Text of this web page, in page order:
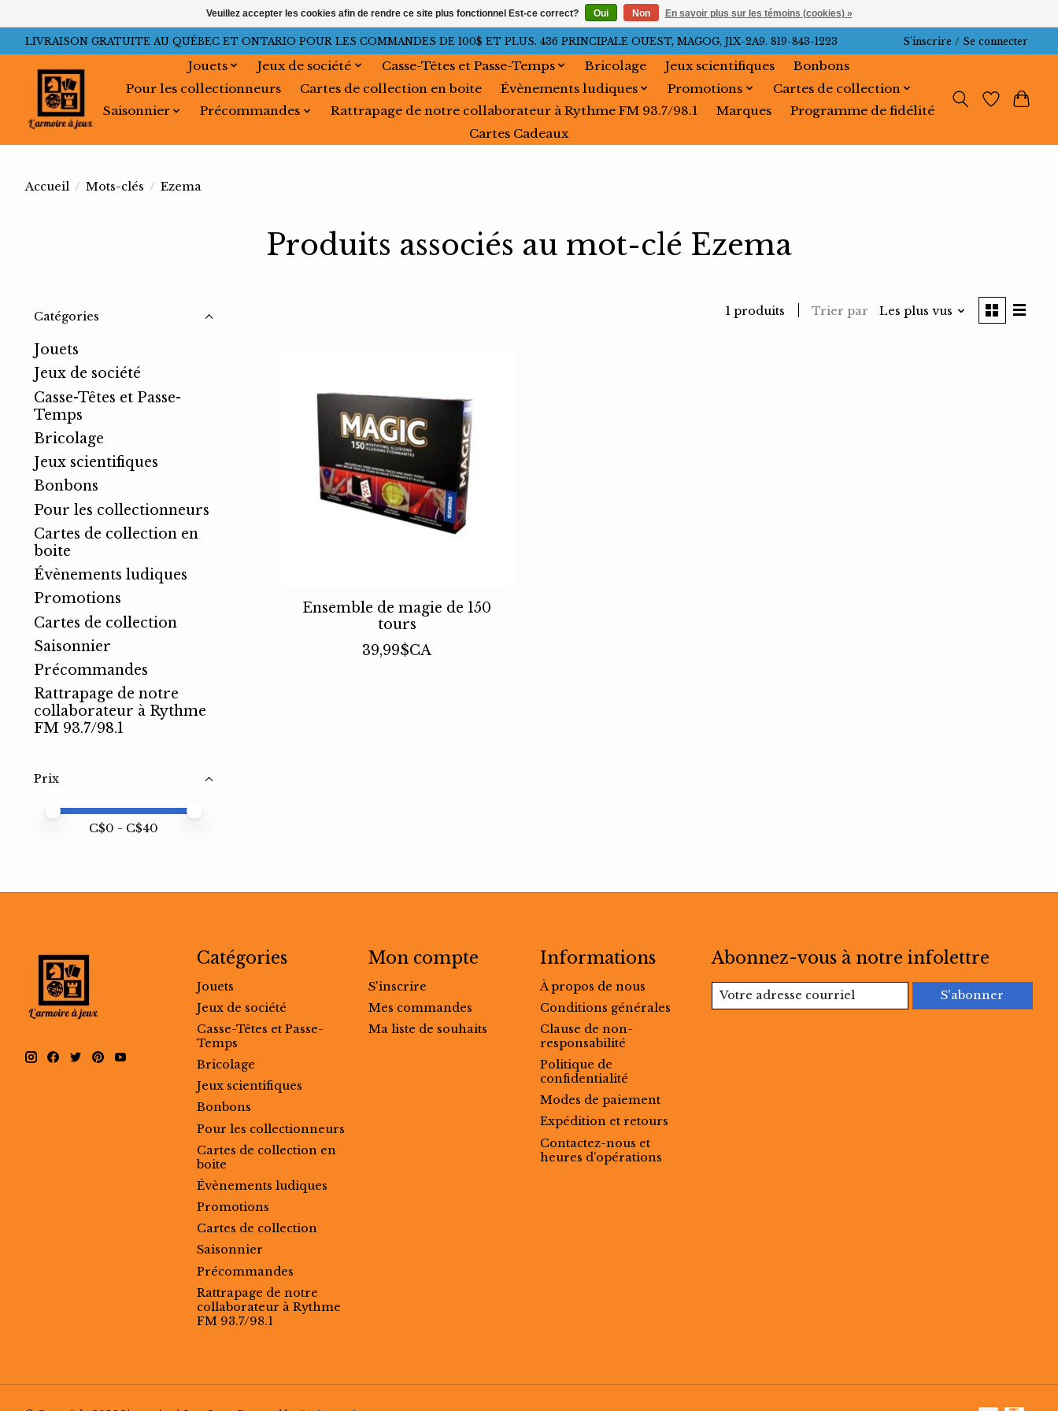
LIVRAISON GRATUITE AU QUÉBEC ET ONTARIO POUR LES COMMANDES DE 100$ ET PLUS. 436 PRINCIPALE OUEST, MAGOG, J1X-2A9. 819-843-1223 S’inscrire / Se connecter
Jouets Jeux de société Casse-Têtes et Passe-Temps Bricolage Jeux scientifiques
Bonbons
Pour les collectionneurs
Cartes de collection en boite Évènements ludiques Promotions
Cartes de collection
Saisonnier
Précommandes Rattrapage de notre collaborateur à Rythme FM 93.7/98.1 Marques
Programme de fidélité
Cartes Cadeaux
Accueil / Mots-clés / Ezema
Produits associés au mot-clé Ezema
Catégories
Jouets
Jeux de société
Casse-Têtes et Passe-
Temps
Bricolage
Jeux scientifiques
Bonbons
Pour les collectionneurs
Cartes de collection en
boite
Évènements ludiques
Promotions
Cartes de collection
Saisonnier
Précommandes
Rattrapage de notre
collaborateur à Rythme
FM 93.7/98.1
Prix
Prix minimum
Price maximum value
C$0 - C$40
1 produits Trier par Les plus vus
Ensemble de magie de 150
tours
39,99$CA
Catégories
Jouets
Jeux de société
Casse-Têtes et Passe-
Temps
Bricolage
Jeux scientifiques
Bonbons
Pour les collectionneurs
Cartes de collection en
boite
Évènements ludiques
Promotions
Cartes de collection
Saisonnier
Précommandes
Rattrapage de notre
collaborateur à Rythme
FM 93.7/98.1
Mon compte
S'inscrire
Mes commandes
Ma liste de souhaits
Informations
À propos de nous
Conditions générales
Clause de non-
responsabilité
Politique de
confidentialité
Modes de paiement
Expédition et retours
Contactez-nous et
heures d’opérations
Abonnez-vous à notre infolettre
S'abonner
Veuillez accepter les cookies afin de rendre ce site plus fonctionnel Est-ce correct? Oui Non En savoir plus sur les témoins (cookies) »